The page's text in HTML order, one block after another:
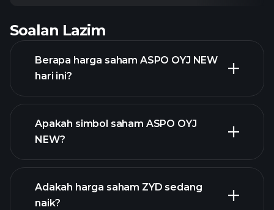
Soalan Lazim
Berapa harga saham ASPO OYJ NEW
hari ini?
grafik lanjutan
Apakah simbol saham ASPO OYJ
NEW?
Adakah harga saham ZYD sedang
naik?